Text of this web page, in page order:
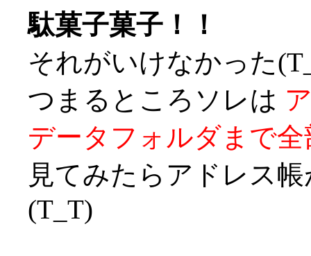
駄菓子菓子！！
それがいけなかった
つまるところソレは
データフォルダまで全
見てみたらアドレス
(T_T)